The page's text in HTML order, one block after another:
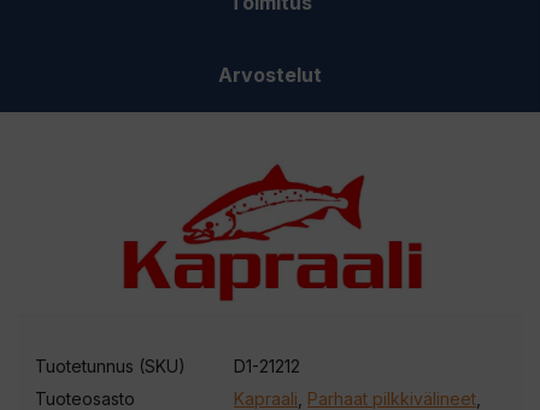
Arvostelut
Tuotetunnus (SKU)
D1-21212
Tuoteosasto
Kapraali Parhaat pilkkivälineet